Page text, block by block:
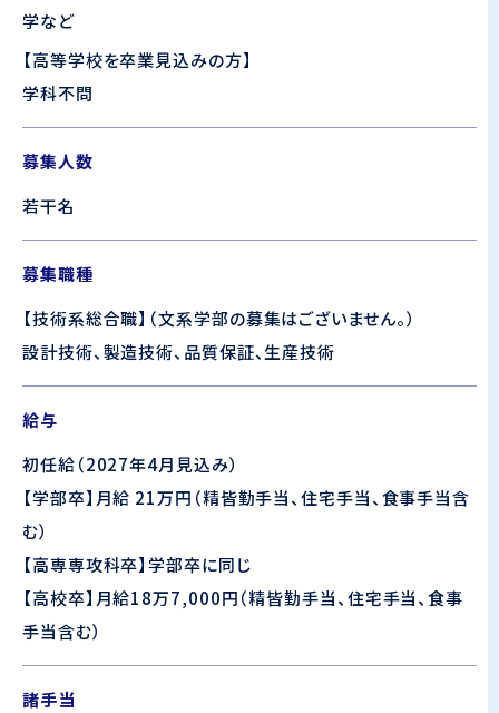
学など
【高等学校を卒業見込みの方】
学科不問
募集人数
若干名
募集職種
【技術系総合職】 （文系学部の募集はございません。）
設計技術、製造技術、品質保証、生産技術
給与
初任給（2027年4月見込み）
【学部卒】 月給 21万円（精皆勤手当、住宅手当、食事手当含
む）
【高専専攻科卒】学部卒に同じ
【高校卒】月給18万7,000円（精皆勤手当、住宅手当、食事
手当含む）
諸手当